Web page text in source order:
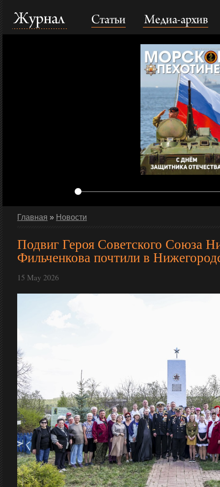
Журнал Статьи Медиа-архив
Главная » Новости
Подвиг Героя Советского Союза
Фильченкова почтили в
15 May 2026